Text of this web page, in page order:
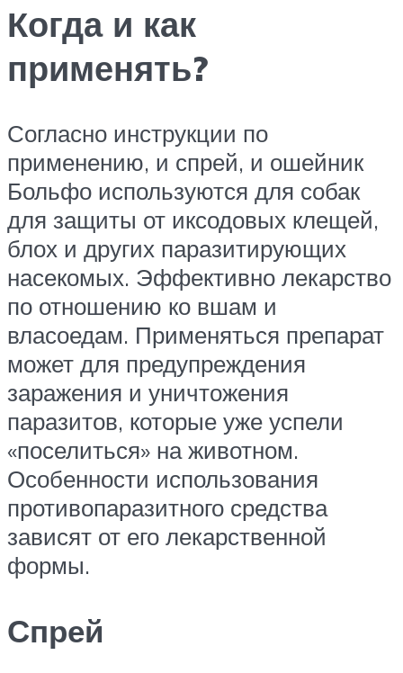
Когда и как
применять?
Согласно инструкции по
применению, и спрей, и ошейник
Больфо используются для собак
для защиты от иксодовых клещей,
блох и других паразитирующих
насекомых. Эффективно лекарство
по отношению ко вшам и
власоедам. Применяться препарат
может для предупреждения
заражения и уничтожения
паразитов, которые уже успели
«поселиться» на животном.
Особенности использования
противопаразитного средства
зависят от его лекарственной
формы.
Спрей